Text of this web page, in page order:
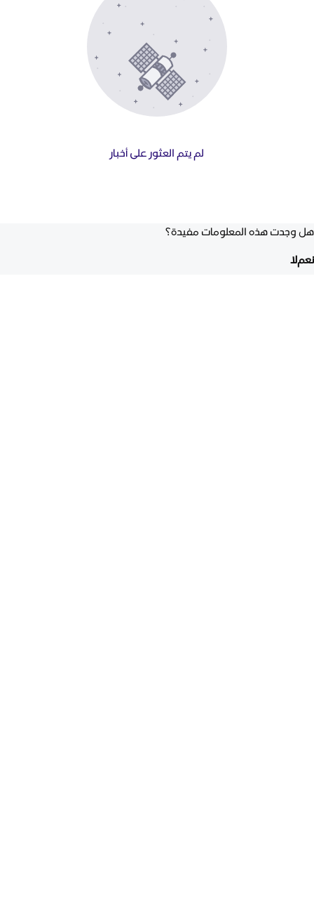
لم يتم العثور على أخبار
هل وجدت هذه المعلومات مفيدة؟
نعملا